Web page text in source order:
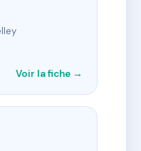
Voir la fiche →